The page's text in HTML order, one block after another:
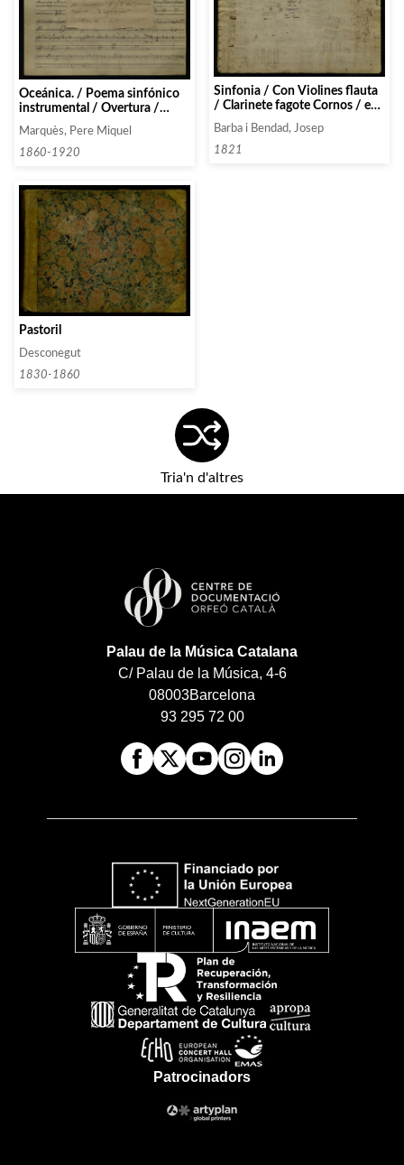
Oceánica. / Poema sinfónico
instrumental / Overtura /
Marqués
Marquès, Pere Miquel
1860-1920
Sinfonia / Con Violines flauta
/ Clarinete fagote Cornos / e
Bazo año. / 1821. / Compuesta
por José Barba.
Barba i Bendad, Josep
1821
Pastoril
Desconegut
1830-1860
Tria'n d'altres
Palau de la Música Catalana
C/ Palau de la Música, 4-6
08003Barcelona
93 295 72 00
Patrocinadors